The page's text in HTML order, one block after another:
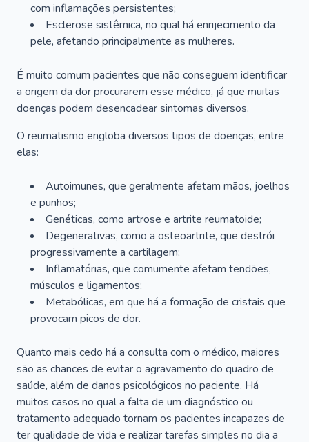
com inflamações persistentes;
Esclerose sistêmica, no qual há enrijecimento da
pele, afetando principalmente as mulheres.
É muito comum pacientes que não conseguem identificar
a origem da dor procurarem esse médico, já que muitas
doenças podem desencadear sintomas diversos.
O reumatismo engloba diversos tipos de doenças, entre
elas:
Autoimunes, que geralmente afetam mãos, joelhos
e punhos;
Genéticas, como artrose e artrite reumatoide;
Degenerativas, como a osteoartrite, que destrói
progressivamente a cartilagem;
Inflamatórias, que comumente afetam tendões,
músculos e ligamentos;
Metabólicas, em que há a formação de cristais que
provocam picos de dor.
Quanto mais cedo há a consulta com o médico, maiores
são as chances de evitar o agravamento do quadro de
saúde, além de danos psicológicos no paciente. Há
muitos casos no qual a falta de um diagnóstico ou
tratamento adequado tornam os pacientes incapazes de
ter qualidade de vida e realizar tarefas simples no dia a